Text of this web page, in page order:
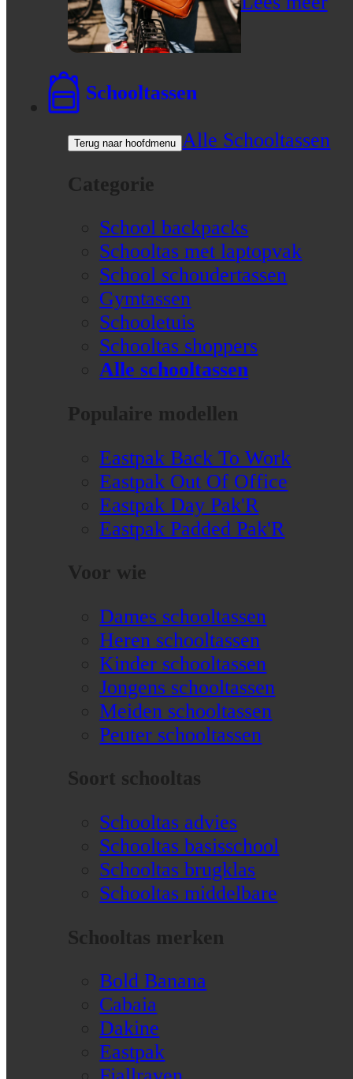
Schooltassen
Terug naar hoofdmenu Alle Schooltassen
Categorie
School backpacks
Schooltas met laptopvak
School schoudertassen
Gymtassen
Schooletuis
Schooltas shoppers
Alle schooltassen
Populaire modellen
Eastpak Back To Work
Eastpak Out Of Office
Eastpak Day Pak'R
Eastpak Padded Pak'R
Voor wie
Dames schooltassen
Heren schooltassen
Kinder schooltassen
Jongens schooltassen
Meiden schooltassen
Peuter schooltassen
Soort schooltas
Schooltas advies
Schooltas basisschool
Schooltas brugklas
Schooltas middelbare
Schooltas merken
Bold Banana
Cabaia
Dakine
Eastpak